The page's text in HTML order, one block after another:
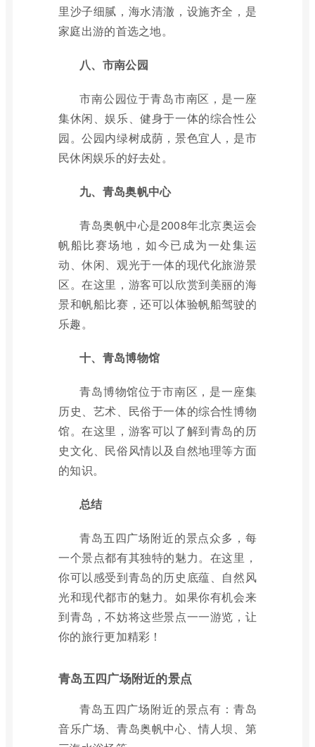
里沙子细腻，海水清澈，设施齐全，是
家庭出游的首选之地。
八、市南公园
市南公园位于青岛市南区，是一座
集休闲、娱乐、健身于一体的综合性公
园。公园内绿树成荫，景色宜人，是市
民休闲娱乐的好去处。
九、青岛奥帆中心
青岛奥帆中心是2008年北京奥运会
帆船比赛场地，如今已成为一处集运
动、休闲、观光于一体的现代化旅游景
区。在这里，游客可以欣赏到美丽的海
景和帆船比赛，还可以体验帆船驾驶的
乐趣。
十、青岛博物馆
青岛博物馆位于市南区，是一座集
历史、艺术、民俗于一体的综合性博物
馆。在这里，游客可以了解到青岛的历
史文化、民俗风情以及自然地理等方面
的知识。
总结
青岛五四广场附近的景点众多，每
一个景点都有其独特的魅力。在这里，
你可以感受到青岛的历史底蕴、自然风
光和现代都市的魅力。如果你有机会来
到青岛，不妨将这些景点一一游览，让
你的旅行更加精彩！
青岛五四广场附近的景点
青岛五四广场附近的景点有：青岛
音乐广场、青岛奥帆中心、情人坝、第